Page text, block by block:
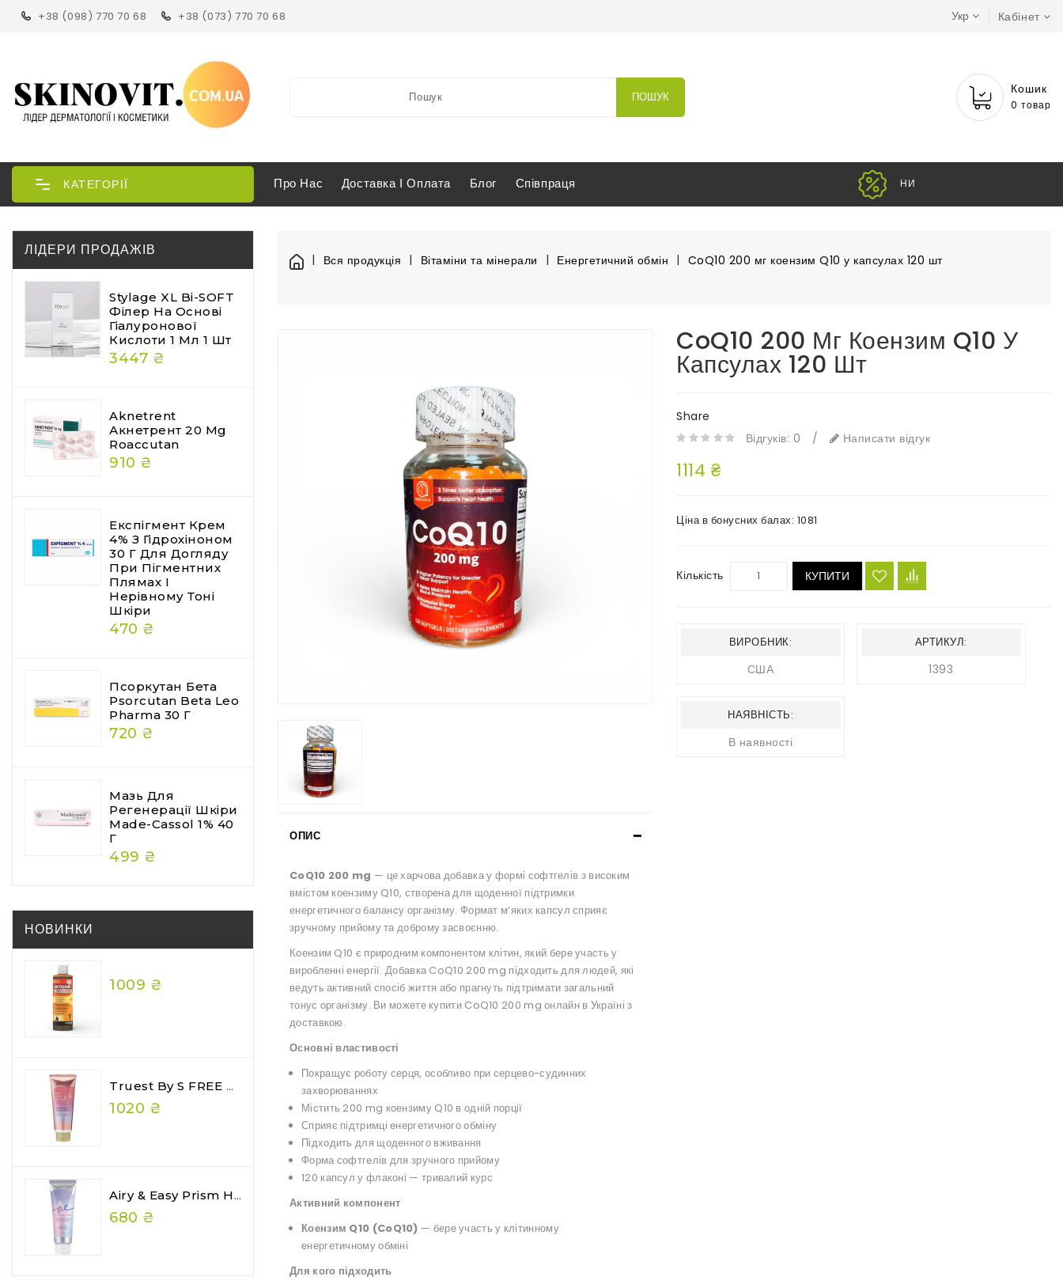
+38 (098) 770 70 68 +38 (073) 770 70 68 Укр Кабінет
ПОШУК
Кошик
0 товар
КАТЕГОРІЇ Про Нас Доставка І Оплата Блог Співпраця НИЗЬКІ
ЛІДЕРИ ПРОДАЖІВ
Stylage XL Bi-SOFT
Філер На Основі
Гіалуронової
Кислоти 1 Мл 1 Шт
3447 ₴
Aknetrent
Акнетрент 20 Mg
Roaccutan
910 ₴
Експігмент Крем
4% З Гідрохіноном
30 Г Для Догляду
При Пігментних
Плямах І
Нерівному Тоні
Шкіри
470 ₴
Псоркутан Бета
Psorcutan Beta Leo
Pharma 30 Г
720 ₴
Мазь Для
Регенерації Шкіри
Made-Cassol 1% 40
Г
499 ₴
НОВИНКИ
1009 ₴
Truest By S FREE Acid & Heat Care Hair Mask Premium 180 Г — Преміальна Відновлювальна Маска Для Волосся
1020 ₴
Airy & Easy Prism Hair Gelee — Глянцеве Желе Для Волосся З Ефектом Wet Hair
680 ₴
Вся продукція Вітаміни та мінерали Енергетичний обмін CoQ10 200 мг коензим Q10 у капсулах 120 шт
CoQ10 200 Мг Коензим Q10 У
Капсулах 120 Шт
Share
Відгуків: 0
/ Написати відгук
1114 ₴
Ціна в бонусних балах: 1081
Кількість КУПИТИ
ВИРОБНИК:
США
АРТИКУЛ:
1393
НАЯВНІСТЬ:
В наявності
ОПИС
CoQ10 200 mg — це харчова добавка у формі софтгелів з високим
вмістом коензиму Q10, створена для щоденної підтримки
енергетичного балансу організму. Формат мʼяких капсул сприяє
зручному прийому та доброму засвоєнню.
Коензим Q10 є природним компонентом клітин, який бере участь у
виробленні енергії. Добавка CoQ10 200 mg підходить для людей, які
ведуть активний спосіб життя або прагнуть підтримати загальний
тонус організму. Ви можете купити CoQ10 200 mg онлайн в Україні з
доставкою.
Основні властивості
Покращує роботу серця, особливо при серцево-судинних
захворюваннях
Містить 200 mg коензиму Q10 в одній порції
Сприяє підтримці енергетичного обміну
Підходить для щоденного вживання
Форма софтгелів для зручного прийому
120 капсул у флаконі — тривалий курс
Активний компонент
Коензим Q10 (CoQ10) — бере участь у клітинному
енергетичному обміні
Для кого підходить